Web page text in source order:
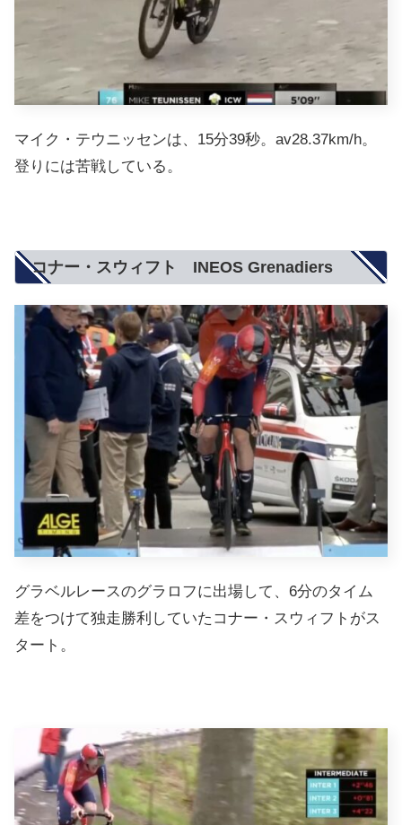
マイク・テウニッセンは、15分39秒。av28.37km/h。
登りには苦戦している。
コナー・スウィフト INEOS Grenadiers
グラベルレースのグラロフに出場して、6分のタイム
差をつけて独走勝利していたコナー・スウィフトがス
タート。